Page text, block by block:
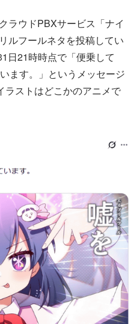
ラウドPBXサービス「ナイ
ルフールネタを投稿してい
日21時時点で「便乗して
ます。」というメッセージ
ラストはどこかのアニメで